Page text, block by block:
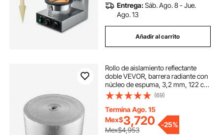
Entrega:Sáb. Ago. 8 - Jue.
Ago. 13
Añadir al carrito
Rollo de aislamiento reflectante
doble VEVOR, barrera radiante con
núcleo de espuma, 3,2 mm, 122 cm
x 30,5 m, lámina de aluminio de
doble cara, espuma EPE, escudo
reflectante de calor, rollo de
aislamiento térmico para ventanas
y techos de vehículos recreativos.
(69)
Termina Ago. 15
Mex$3,720
Mex$4,953
-25%